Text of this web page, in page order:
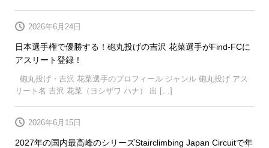
日本選手権で優勝する！砲丸投げの吉沢 花菜選手がFind-FCに
アスリート登録！
2026年6月24日
砲丸投げ・吉沢 花菜選手のプロフィール ジャンル 砲丸投げ アス
リート名 吉沢 花菜（ヨシザワ ハナ） 出 […]
2027年の国内最高峰のシリーズStairclimbing Japan Circuitで年
2026年6月15日